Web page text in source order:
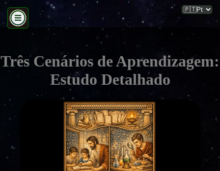
Três Cenários de Aprendizagem:
Estudo Detalhado